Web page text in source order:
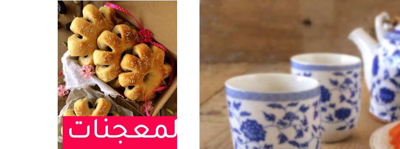
المعجنات